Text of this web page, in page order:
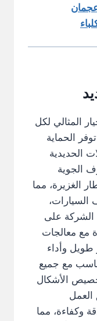
المثالي لكل
الحماية
الحديدية
الجوية
الغزيرة، مما
السيارات،
الشركة على
مع معالجات
طويل وأداء
مع جميع
تخصيص الأشكال
العمل
وكفاءة، مما